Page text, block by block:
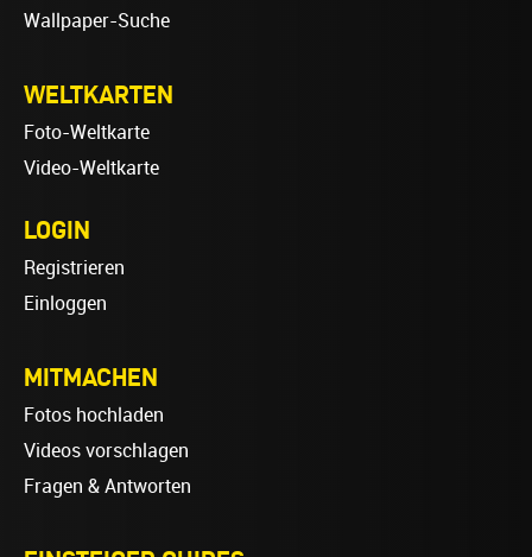
Wallpaper-Suche
WELTKARTEN
Foto-Weltkarte
Video-Weltkarte
LOGIN
Registrieren
Einloggen
MITMACHEN
Fotos hochladen
Videos vorschlagen
Fragen & Antworten